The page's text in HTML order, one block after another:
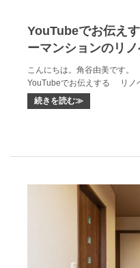
YouTubeでお伝え
ーマンションのリ
こんにちは。角谷由美です
YouTubeでお伝えする リノ
続きを読む≫